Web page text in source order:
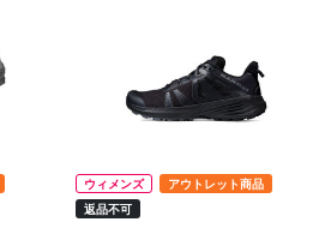
ウィメンズ
アウトレット商品
返品不可